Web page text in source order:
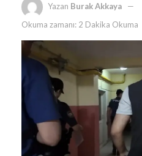
Yazan Burak Akkaya
Okuma zamanı: 2 Dakika Okuma